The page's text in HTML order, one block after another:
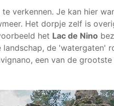
verkennen. Je kan hier
Het dorpje zelf is
het Lac de Nino
de 'watergaten'
een van de